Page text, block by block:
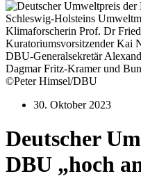
Schleswig-Holsteins
Klimaforscherin Prof. Dr
Kuratoriumsvorsitzender Kai
DBU-Generalsekretär
Dagmar Fritz-Kramer und
©Peter Himsel/DBU
30. Oktober 2023
Deutscher
DBU „hoch